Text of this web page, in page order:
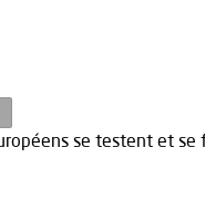
se testent et se